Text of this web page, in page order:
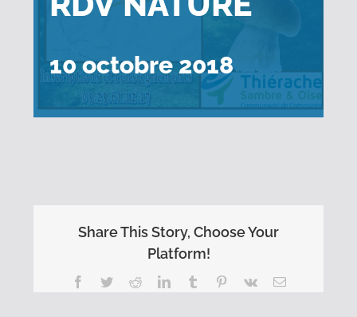
10 octobre 2018
Share This Story, Choose Your
Platform!
Facebook
TwitterRedditLinkedInTumblr Pinterest
Vk Email